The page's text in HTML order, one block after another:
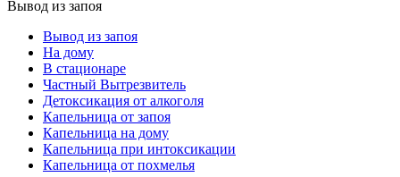
Вывод из запоя
Вывод из запоя
На дому
В стационаре
Частный Вытрезвитель
Детоксикация от алкоголя
Капельница от запоя
Капельница на дому
Капельница при интоксикации
Капельница от похмелья